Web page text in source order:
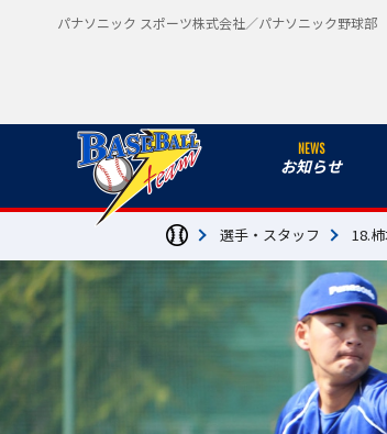
パナソニック スポーツ株式会社／パナソニック野球部
NEWS
お知らせ
選手・スタッフ 18.